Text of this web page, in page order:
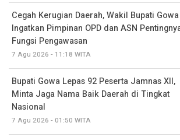
Cegah Kerugian Daerah, Wakil Bupati Gowa
Ingatkan Pimpinan OPD dan ASN
Fungsi Pengawasan
7 Agu 2026 - 11:18 WITA
Bupati Gowa Lepas 92 Peserta Jamnas XII,
Minta Jaga Nama Baik Daerah di Tingkat
Nasional
7 Agu 2026 - 01:50 WITA